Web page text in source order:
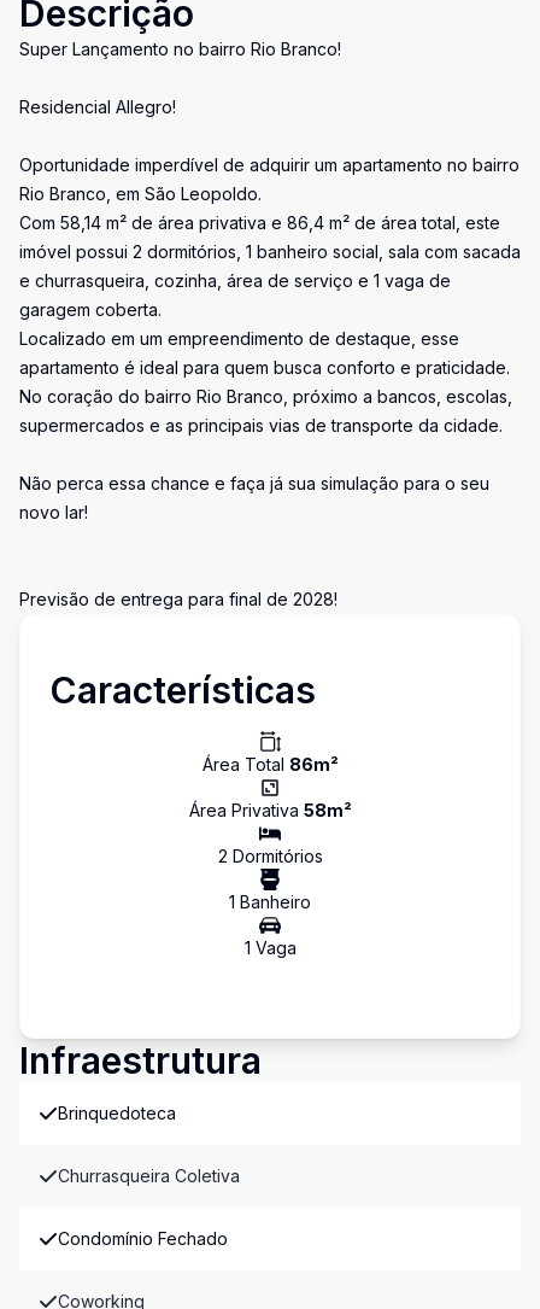
Descrição
Super Lançamento no bairro Rio Branco!
Residencial Allegro!
Oportunidade imperdível de adquirir um apartamento no bairro
Rio Branco, em São Leopoldo.
Com 58,14 m² de área privativa e 86,4 m² de área total, este
imóvel possui 2 dormitórios, 1 banheiro social, sala com sacada
e churrasqueira, cozinha, área de serviço e 1 vaga de
garagem coberta.
Localizado em um empreendimento de destaque, esse
apartamento é ideal para quem busca conforto e praticidade.
No coração do bairro Rio Branco, próximo a bancos, escolas,
supermercados e as principais vias de transporte da cidade.
Não perca essa chance e faça já sua simulação para o seu
novo lar!
Previsão de entrega para final de 2028!
Características
Área Total 86m²
Área Privativa 58m²
2 Dormitórios
1 Banheiro
1 Vaga
Infraestrutura
Brinquedoteca
Churrasqueira Coletiva
Condomínio Fechado
Coworking